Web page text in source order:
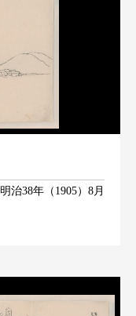
明治38年（1905）8月